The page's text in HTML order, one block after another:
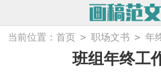
当前位置：首页 > 职场文书 > 年
班组年终工